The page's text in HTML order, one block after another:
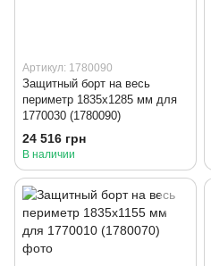
Артикул: 1780090
Защитный борт на весь
периметр 1835x1285 мм для
1770030 (1780090)
24 516 грн
В наличии